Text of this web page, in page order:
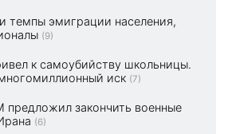
темпы эмиграции населения,
(9)
к самоубийству школьницы.
иск (7)
предложил закончить военные
(6)